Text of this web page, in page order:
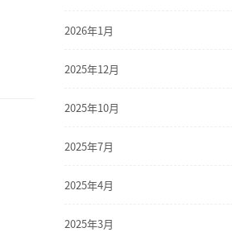
2026年1月
2025年12月
2025年10月
2025年7月
2025年4月
2025年3月